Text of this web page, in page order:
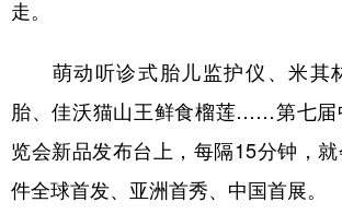
彩票 娱乐 时尚
公益 一带一路 亚太网
走。
萌动听诊式胎儿监护仪、米其
胎、佳沃猫山王鲜食榴莲……第七届
览会新品发布台上，每隔15分钟，
件全球首发、亚洲首秀、中国首展。